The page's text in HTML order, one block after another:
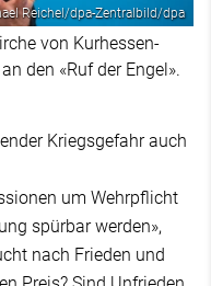
Reichel/dpa-Zentralbild/dpa
von Kurhessen-
den «Ruf der Engel».
Kriegsgefahr auch
um Wehrpflicht
spürbar werden»,
nach Frieden und